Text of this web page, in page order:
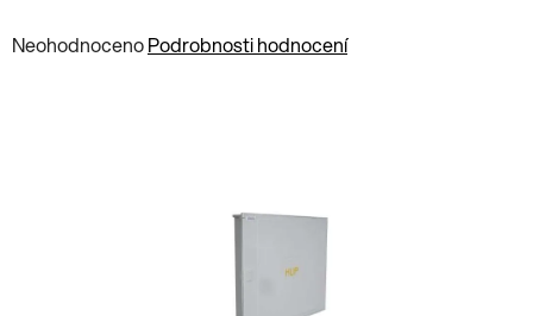
Průměrné
NeohodnocenoPodrobnosti hodnocení